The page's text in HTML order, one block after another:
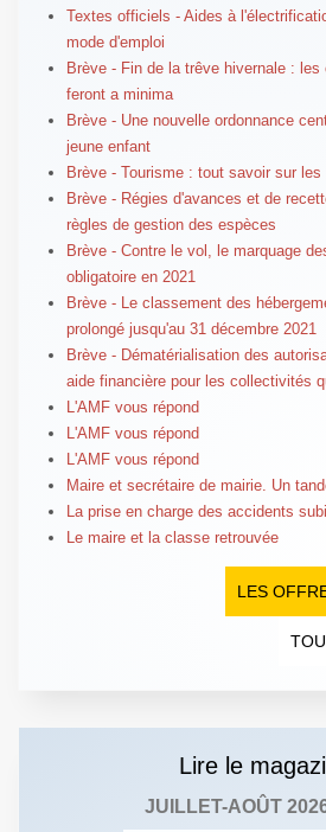
Textes officiels - Aides à
mode d'emploi
Brève - Fin de la trêve hivernale :
feront a minima
Brève - Une nouvelle ordonnance
jeune enfant
Brève - Tourisme : tout savoir sur les
Brève - Régies d'avances et de
règles de gestion des espèces
Brève - Contre le vol, le marquage
obligatoire en 2021
Brève - Le classement des
prolongé jusqu'au 31 décembre 2021
Brève - Dématérialisation des
aide financière pour les collectivités
L'AMF vous répond
L'AMF vous répond
L'AMF vous répond
Maire et secrétaire de mairie. Un
La prise en charge des accidents
Le maire et la classe retrouvée
LES
Lire le
JUILLET-AOÛT